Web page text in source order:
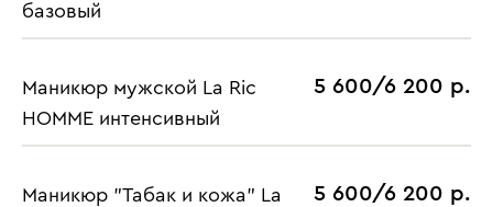
базовый
Маникюр мужской La Ric
HOMME интенсивный
5 600/6 200 р.
Маникюр "Табак и кожа" La
5 600/6 200 р.